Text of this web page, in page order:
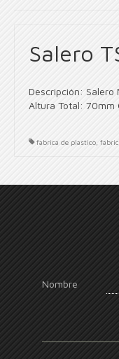
Salero
Descripción: Salero
Altura Total: 70mm
fabrica de plastico
Nombre